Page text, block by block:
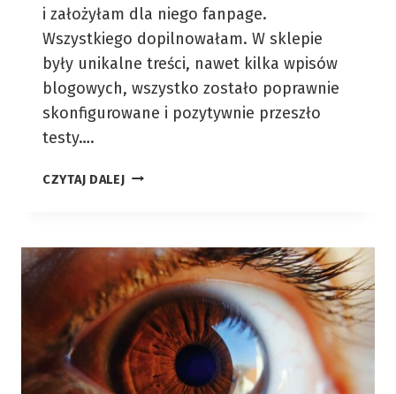
i założyłam dla niego fanpage.
Wszystkiego dopilnowałam. W sklepie
były unikalne treści, nawet kilka wpisów
blogowych, wszystko zostało poprawnie
skonfigurowane i pozytywnie przeszło
testy….
CZYTAJ DALEJJAK
STRONIE
INTERNETOWEJ